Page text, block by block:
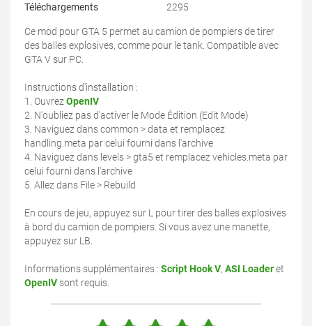
Téléchargements
2295
Ce mod pour GTA 5 permet au camion de pompiers de tirer
des balles explosives, comme pour le tank. Compatible avec
GTA V sur PC.
Instructions d'installation :
1. Ouvrez OpenIV
2. N'oubliez pas d'activer le Mode Édition (Edit Mode)
3. Naviguez dans common > data et remplacez
handling.meta par celui fourni dans l'archive
4. Naviguez dans levels > gta5 et remplacez vehicles.meta par
celui fourni dans l'archive
5. Allez dans File > Rebuild
En cours de jeu, appuyez sur L pour tirer des balles explosives
à bord du camion de pompiers. Si vous avez une manette,
appuyez sur LB.
Informations supplémentaires : Script Hook V, ASI Loaderet
OpenIV sont requis.